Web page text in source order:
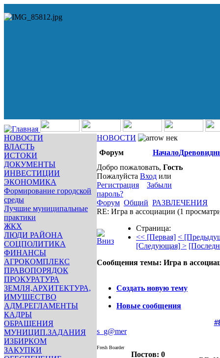
НОВОСТИ
ВЛАСТЬ
ИСТОКИ
ДОКУМЕНТЫ
ИНВЕСТИЦИИ
ЭКОНОМИКА
Формирование городской
среды
Лучшие муниципальные
практики
ЖКХ
ЛЮДИ РАЙОНА
СОЦПОЛИТИКА
ФИНАНСЫ
АГРОКОМПЛЕКС
ПРАВОПОРЯДОК
ПРОКУРАТУРА
ЗЕМЛЯ,АРХИТЕКТУРА,
ИМУЩЕСТВО
АДМ.РЕГЛАМЕНТЫ
КАДРЫ
ОБРАЩЕНИЯ
МУНИЦИП.ЗАДАНИЯ
ИЗБИРКОМ
ЗАКУПКИ
НОВОСТИ
нек
Форум
Начало
Добро пожаловать, Гость
Пожалуйста Вход или
Регистрация
Забыли
пароль?
Форум Общий РАЗВЛЕЧЕНИЯ
RE: Игра в ассоциации (1
Страница:
<< [Первая] <
[Следующая] >
Сообщения темы: Игра в
Создать новую тему
Новые сообщения
s_g@mer
Fresh Boarder
Постов: 0